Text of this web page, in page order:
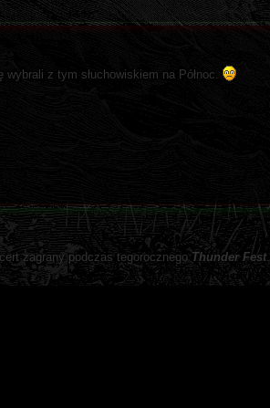
z tym słuchowiskiem na Północ.
zagrany podczas tegorocznegoThunder Fest.